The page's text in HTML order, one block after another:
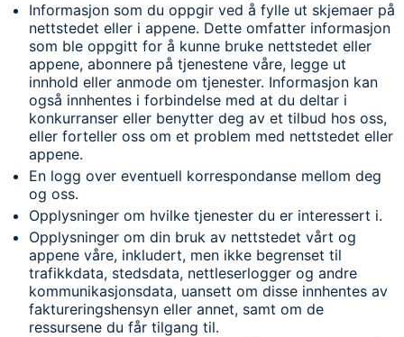
Informasjon som du oppgir ved å fylle ut skjemaer på
nettstedet eller i appene. Dette omfatter informasjon
som ble oppgitt for å kunne bruke nettstedet eller
appene, abonnere på tjenestene våre, legge ut
innhold eller anmode om tjenester. Informasjon kan
også innhentes i forbindelse med at du deltar i
konkurranser eller benytter deg av et tilbud hos oss,
eller forteller oss om et problem med nettstedet eller
appene.
En logg over eventuell korrespondanse mellom deg
og oss.
Opplysninger om hvilke tjenester du er interessert i.
Opplysninger om din bruk av nettstedet vårt og
appene våre, inkludert, men ikke begrenset til
trafikkdata, stedsdata, nettleserlogger og andre
kommunikasjonsdata, uansett om disse innhentes av
faktureringshensyn eller annet, samt om de
ressursene du får tilgang til.